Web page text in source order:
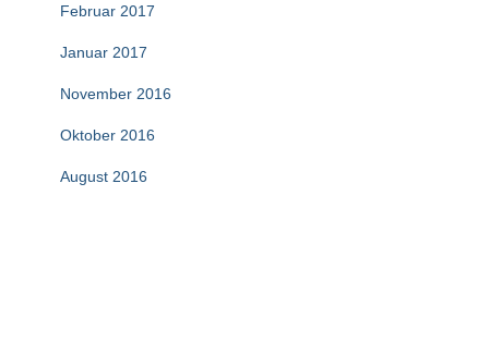
Februar 2017
Januar 2017
November 2016
Oktober 2016
August 2016